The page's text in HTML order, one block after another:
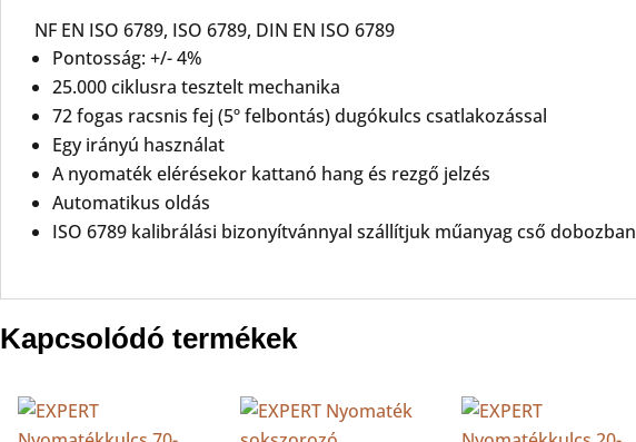
NF EN ISO 6789, ISO 6789, DIN EN ISO 6789
Pontosság: +/- 4%
25.000 ciklusra tesztelt mechanika
72 fogas racsnis fej (5º felbontás) dugókulcs csatlakozással
Egy irányú használat
A nyomaték elérésekor kattanó hang és rezgő jelzés
Automatikus oldás
ISO 6789 kalibrálási bizonyítvánnyal szállítjuk műanyag cső dobozban
Kapcsolódó termékek